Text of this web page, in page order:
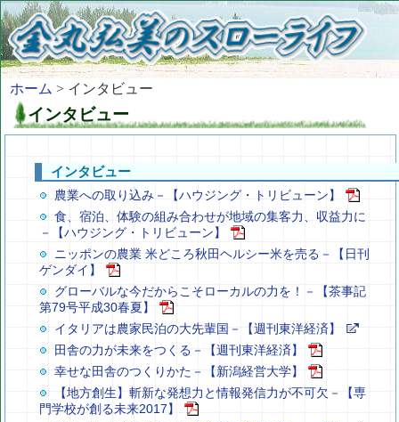
ホーム > インタビュー
インタビュー
インタビュー
農業への取り込み－【ハウジング・トリビューン】
食、宿泊、体験の組み合わせが地域の集客力、収益力に
－【ハウジング・トリビューン】
ニッポンの農業 米どころ秋田ヘルシー米を売る－【日刊
ゲンダイ】
グローバルな今だからこそローカルの力を！－【茶事記
第79号平成30春夏】
イタリアは農家民泊の大先輩国－【週刊東洋経済】
田舎の力が未来をつくる－【週刊東洋経済】
幸せな田舎のつくりかた－【新潟経営大学】
【地方創生】斬新な発想力と情報発信力が不可欠－【専
門学校が創る未来2017】